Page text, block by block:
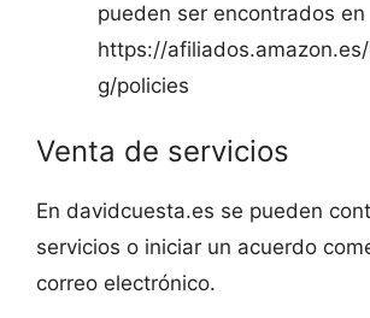
pueden ser encontrados en
https://
g/policies
Venta de servicios
En davidcuesta.es se pueden
servicios o iniciar un acuerdo
correo electrónico.